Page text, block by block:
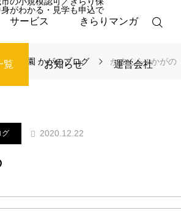
サービス きらりマンガ
覧 お知らせ 運営会社
り保育園 かがのブログ かまくら❄️かがの
グ 2020.12.22